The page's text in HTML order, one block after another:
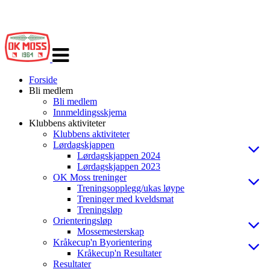
navigasjon
Forside
Bli medlem
Bli medlem
Innmeldingsskjema
Klubbens aktiviteter
Klubbens aktiviteter
Lørdagskjappen
Lørdagskjappen 2024
Lørdagskjappen 2023
OK Moss treninger
Treningsopplegg/ukas løype
Treninger med kveldsmat
Treningsløp
Orienteringsløp
Mossemesterskap
Kråkecup'n Byorientering
Kråkecup'n Resultater
Resultater